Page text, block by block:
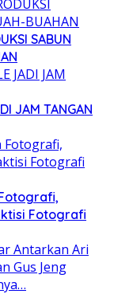
SABUN
JAM TANGAN
Fotografi